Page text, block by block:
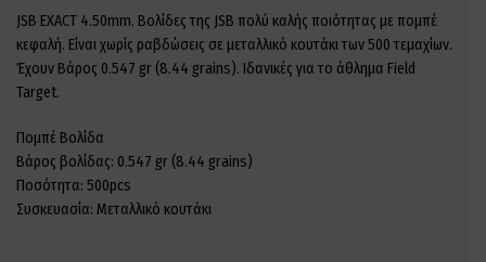
JSB EXACT 4.50mm. Βολίδες της JSB πολύ καλής ποιότητας με πομπέ
κεφαλή. Είναι χωρίς ραβδώσεις σε μεταλλικό κουτάκι των 500 τεμαχίων.
Έχουν Βάρος 0.547 gr (8.44 grains). Ιδανικές για το άθλημα Field
Target.
Πομπέ Βολίδα
Βάρος βολίδας: 0.547 gr (8.44 grains)
Ποσότητα: 500pcs
Συσκευασία: Μεταλλικό κουτάκι